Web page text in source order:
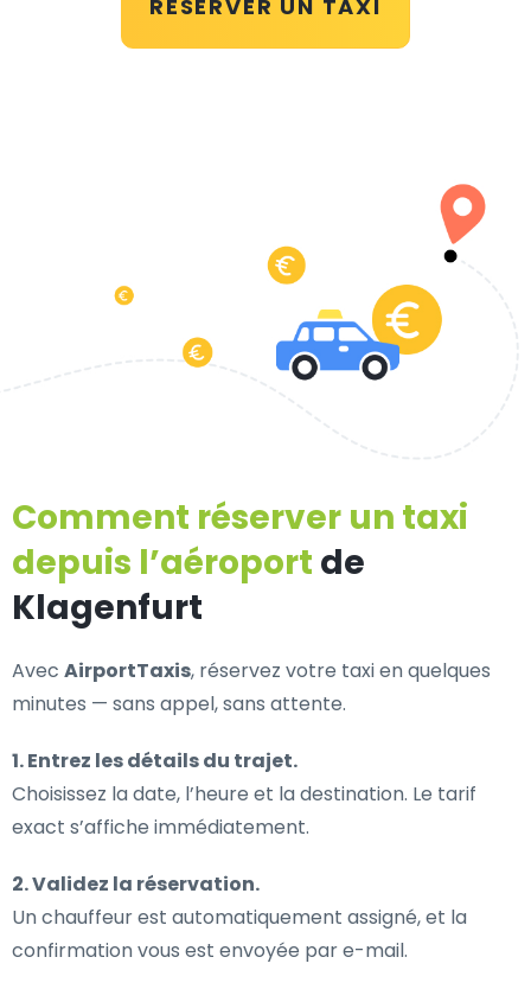
RÉSERVER UN TAXI
Comment réserver un taxi
depuis l’aéroport de
Klagenfurt
Avec AirportTaxis, réservez votre taxi en quelques
minutes — sans appel, sans attente.
1. Entrez les détails du trajet.
Choisissez la date, l’heure et la destination. Le tarif
exact s’affiche immédiatement.
2. Validez la réservation.
Un chauffeur est automatiquement assigné, et la
confirmation vous est envoyée par e-mail.